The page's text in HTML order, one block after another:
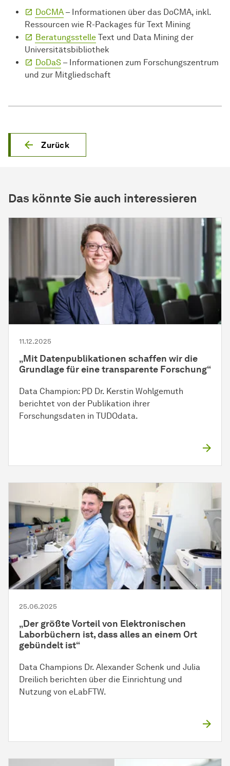
DoCMA – Informationen über das DoCMA, inkl.
Ressourcen wie R-Packages für Text Mining
Beratungsstelle Text und Data Mining der
Universitätsbibliothek
DoDaS – Informationen zum Forschungszentrum
und zur Mitgliedschaft
Zurück
Das könnte Sie auch interessieren
11.12.2025
„Mit Datenpublikationen schaffen wir die
Grundlage für eine transparente Forschung“
Data Champion: PD Dr. Kerstin Wohlgemuth
berichtet von der Publikation ihrer
Forschungsdaten in TUDOdata.
25.06.2025
„Der größte Vorteil von Elektronischen
Laborbüchern ist, dass alles an einem Ort
gebündelt ist“
Data Champions Dr. Alexander Schenk und Julia
Dreilich berichten über die Einrichtung und
Nutzung von eLabFTW.